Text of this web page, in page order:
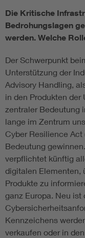
Die Kritische
Bedrohungslagen
werden. Welche
Der Schwerpunkt
Unterstützung der
Advisory Handling,
in den Produkten der
zentraler Bedeutung
lange im Zentrum
Cyber Resilience Act
Bedeutung
verpflichtet künftig
digitalen Elementen,
Produkte zu
ganz Europa. Neu ist
Kennzeichens
verkaufen oder in